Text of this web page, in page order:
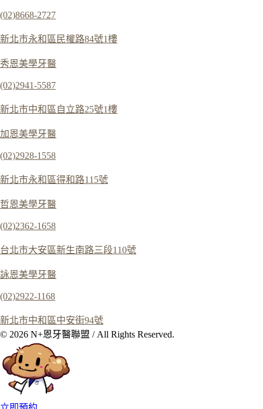
(02)8668-2727
新北市永和區民權路84號1樓
秀恩美學牙醫
(02)2941-5587
新北市中和區自立路25號1樓
加恩美學牙醫
(02)2928-1558
新北市永和區得和路115號
哲恩美學牙醫
(02)2362-1658
台北市大安區新生南路三段110號
詠恩美學牙醫
(02)2922-1168
新北市中和區中安街94號
© 2026 N+恩牙醫聯盟 / All Rights Reserved.